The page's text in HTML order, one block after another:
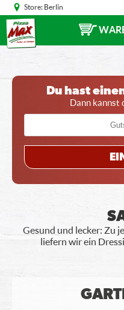
Store: Berlin
Du hast
Dann kannst
Gesund und lecker: Zu
liefern wir ein